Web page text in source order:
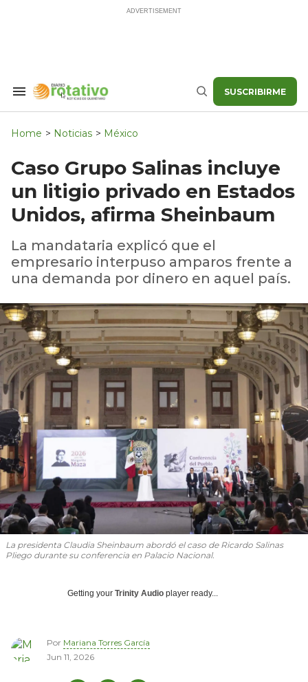
Search
Navigation
Buscar SUSCRIBIRME
Home > Noticias > México
Caso Grupo Salinas incluye
un litigio privado en Estados
Unidos, afirma Sheinbaum
La mandataria explicó que el
empresario interpuso amparos frente a
una demanda por dinero en aquel país.
La presidenta Claudia Sheinbaum abordó el caso de Ricardo Salinas
Pliego durante su conferencia en Palacio Nacional.
Getting your Trinity Audio player ready...
Por Mariana Torres García
Jun 11, 2026